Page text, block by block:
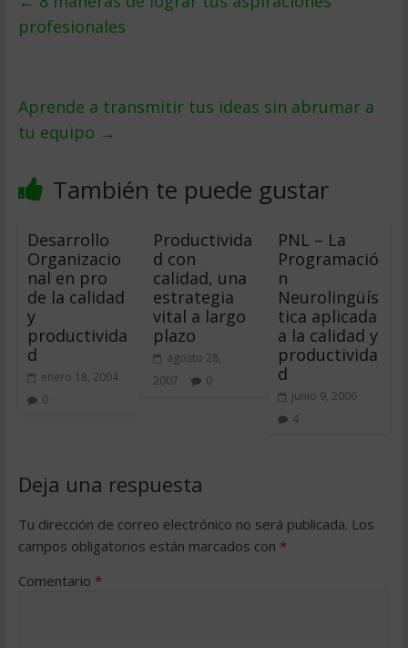
profesionales
Aprende a transmitir tus ideas sin abrumar a
tu equipo →
También te puede gustar
Desarrollo
Organizacio
nal en pro
de la calidad
y
productivida
d
enero 18, 2004
0
Productivida
d con
calidad, una
estrategia
vital a largo
plazo
agosto 28,
2007
0
PNL – La
Programació
n
Neurolingüís
tica aplicada
a la calidad y
productivida
d
junio 9, 2006
4
Deja una respuesta
Tu dirección de correo electrónico no será publicada. Los
campos obligatorios están marcados con *
Comentario *